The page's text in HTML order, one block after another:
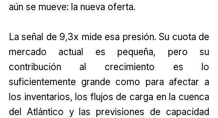
aún se mueve: la nueva oferta.
La señal de 9,3x mide esa presión. Su cuota de
mercado actual es pequeña, pero su
contribución al crecimiento es lo
suficientemente grande como para afectar a
los inventarios, los flujos de carga en la cuenca
del Atlántico y las previsiones de capacidad